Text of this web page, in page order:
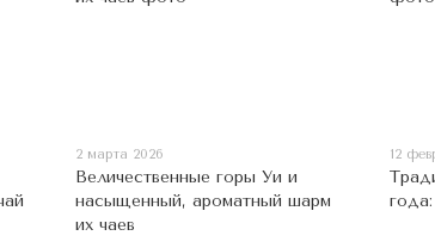
2 марта 2026
Величественные горы Уи и
насыщенный, ароматный шарм
их чаев
12